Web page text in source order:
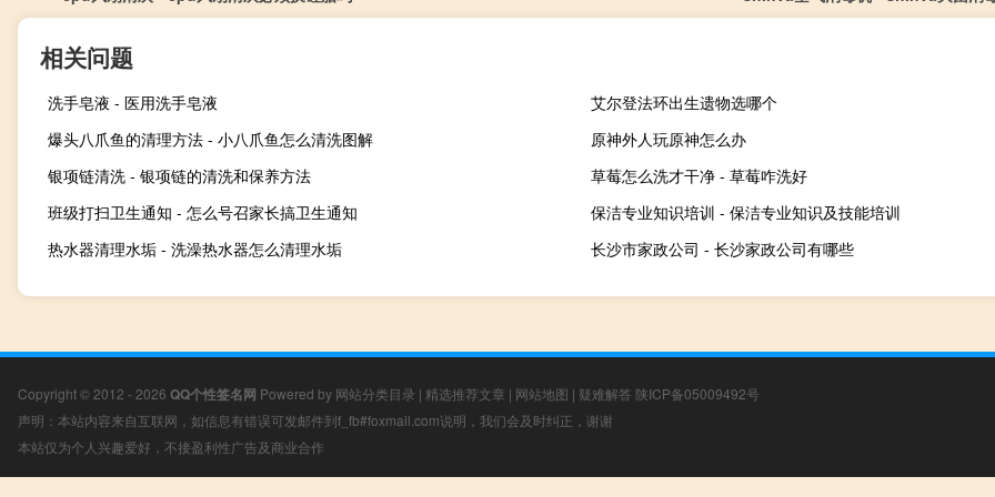
相关问题
洗手皂液 - 医用洗手皂液
艾尔登法环出生遗物选哪个
爆头八爪鱼的清理方法 - 小八爪鱼怎么清洗图解
原神外人玩原神怎么办
银项链清洗 - 银项链的清洗和保养方法
草莓怎么洗才干净 - 草莓咋洗好
班级打扫卫生通知 - 怎么号召家长搞卫生通知
保洁专业知识培训 - 保洁专业知识及技能培训
热水器清理水垢 - 洗澡热水器怎么清理水垢
长沙市家政公司 - 长沙家政公司有哪些
Copyright © 2012 - 2026 QQ个性签名网 Powered by 网站分类目录 | 精选推荐文章 | 网站地图 | 疑难解答 陕ICP备05009492号
声明：本站内容来自互联网，如信息有错误可发邮件到f_fb#foxmail.com说明，我们会及时纠正，谢谢
本站仅为个人兴趣爱好，不接盈利性广告及商业合作